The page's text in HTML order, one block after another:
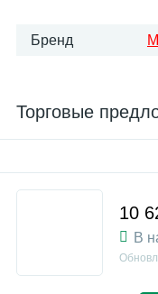
Бренд
Торговые
10
В